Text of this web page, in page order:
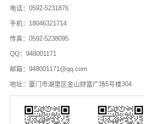
电话：0592-5231876
手机：18046321714
传真：0592-5238095
QQ：948001171
邮箱：948001171@qq.com
地址：厦门市湖里区金山财富广场5号楼304